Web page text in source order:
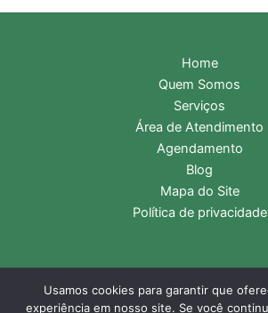
Home
Quem Somos
Serviços
Área de Atendimento
Agendamento
Blog
Mapa do Site
Política de privacidade
Copyright © 2026 Assistência Técnica
Usamos cookies para garantir que
experiência em nosso site. Se você